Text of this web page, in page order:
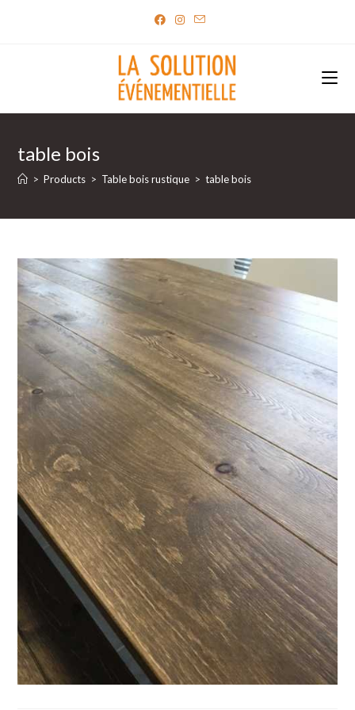
table bois
> Products > Table bois rustique > table bois